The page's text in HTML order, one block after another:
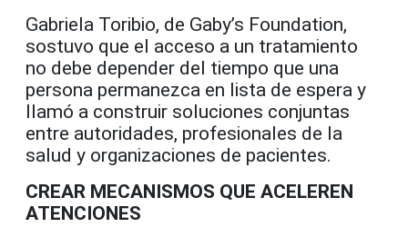
Gabriela Toribio, de Gaby’s Foundation,
sostuvo que el acceso a un tratamiento
no debe depender del tiempo que una
persona permanezca en lista de espera y
llamó a construir soluciones conjuntas
entre autoridades, profesionales de la
salud y organizaciones de pacientes.
CREAR MECANISMOS QUE ACELEREN
ATENCIONES